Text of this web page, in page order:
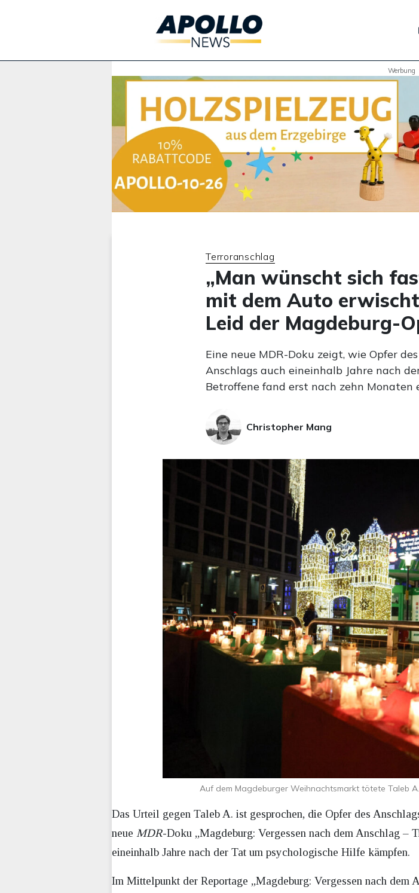
Werbung
Terroranschlag
„Man wünscht sich
mit dem Auto
Leid der Magdeburg-
Eine neue MDR-Doku zeigt, wie Opfer
Anschlags auch eineinhalb Jahre nach
Betroffene fand erst nach zehn Monaten
Christopher Mang
Auf dem Magdeburger Weihnachtsmarkt tötete Taleb
Das Urteil gegen Taleb A. ist gesprochen, die Opfer des
neue MDR-Doku „Magdeburg: Vergessen nach dem Anschlag –
eineinhalb Jahre nach der Tat um psychologische Hilfe kämpfen.
Im Mittelpunkt der Reportage „Magdeburg: Vergessen nach dem